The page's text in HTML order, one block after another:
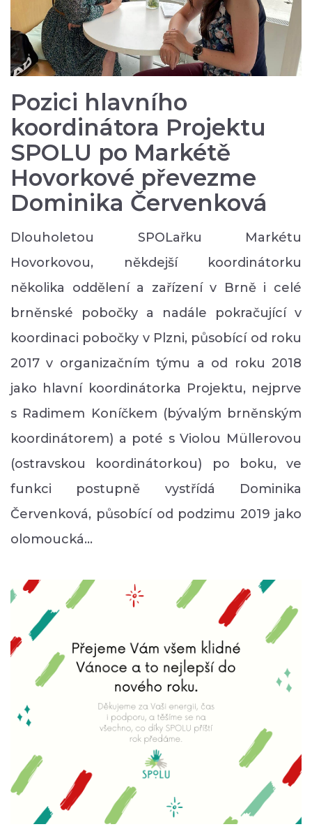
Pozici hlavního
koordinátora Projektu
SPOLU po Markétě
Hovorkové převezme
Dominika Červenková
Dlouholetou SPOLařku Markétu
Hovorkovou, někdejší koordinátorku
několika oddělení a zařízení v Brně i celé
brněnské pobočky a nadále pokračující v
koordinaci pobočky v Plzni, působící od roku
2017 v organizačním týmu a od roku 2018
jako hlavní koordinátorka Projektu, nejprve
s Radimem Koníčkem (bývalým brněnským
koordinátorem) a poté s Violou Müllerovou
(ostravskou koordinátorkou) po boku, ve
funkci postupně vystřídá Dominika
Červenková, působící od podzimu 2019 jako
olomoucká…